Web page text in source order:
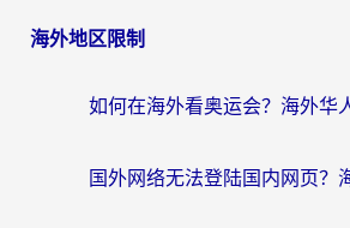
海外地区限制